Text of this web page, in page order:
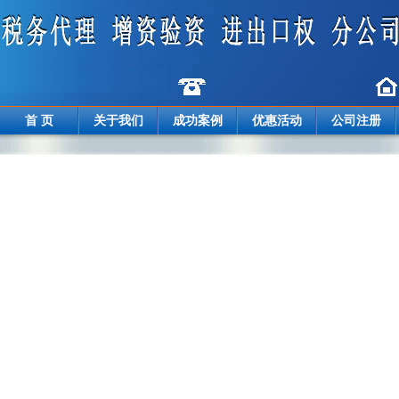
首 页 关于我们 成功案例 优惠活动 公司注册